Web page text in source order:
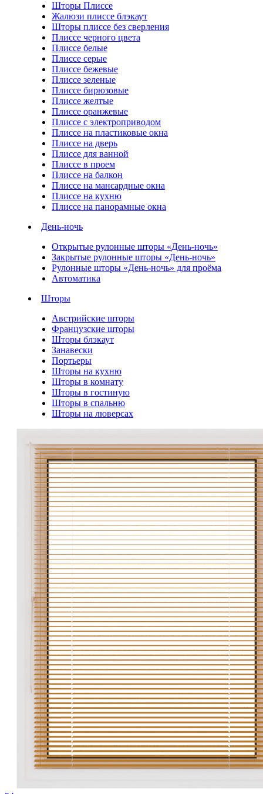
Шторы Плиссе
Жалюзи плиссе блэкаут
Шторы плиссе без сверления
Плиссе черного цвета
Плиссе белые
Плиссе серые
Плиссе бежевые
Плиссе зеленые
Плиссе бирюзовые
Плиссе желтые
Плиссе оранжевые
Плиссе с электроприводом
Плиссе на пластиковые окна
Плиссе на дверь
Плиссе для ванной
Плиссе в проем
Плиссе на балкон
Плиссе на мансардные окна
Плиссе на кухню
Плиссе на панорамные окна
День-ночь
Открытые рулонные шторы «День-ночь»
Закрытые рулонные шторы «День-ночь»
Рулонные шторы «День-ночь» для проёма
Автоматика
Шторы
Австрийские шторы
Французские шторы
Шторы блэкаут
Занавески
Портьеры
Шторы на кухню
Шторы в комнату
Шторы в гостиную
Шторы в спальню
Шторы на люверсах